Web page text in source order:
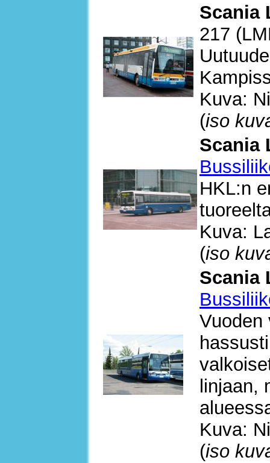
Scania
217
Kuva:
(iso
Scania
HKL:n
Kuva:
(iso
Scania
Vuoden
linjaan,
Kuva:
(iso